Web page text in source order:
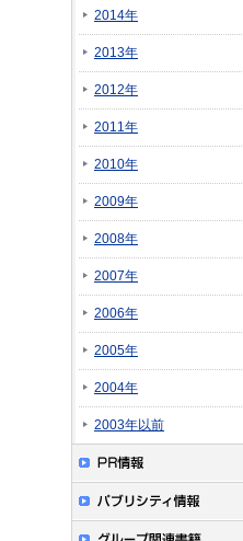
2014年
2013年
2012年
2011年
2010年
2009年
2008年
2007年
2006年
2005年
2004年
2003年以前